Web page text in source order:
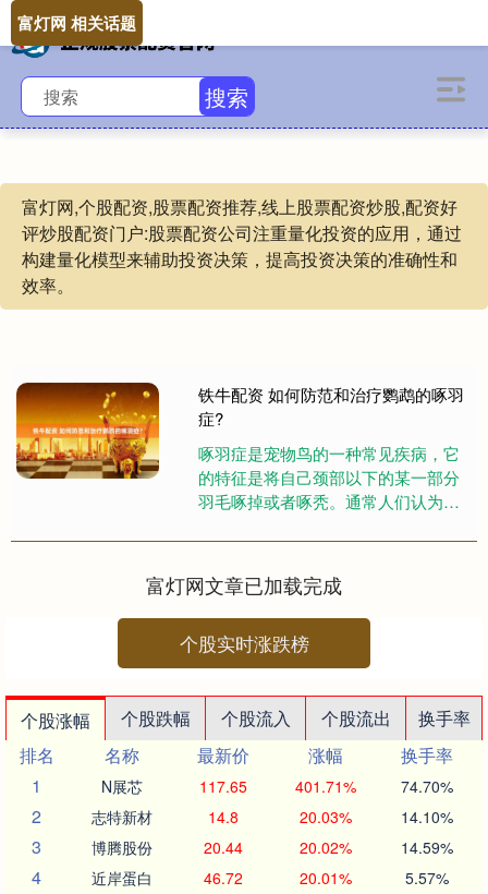
搜索
富灯网,个股配资,股票配资推荐,线上股票配资炒股,配资好
评炒股配资门户:股票配资公司注重量化投资的应用，通过
构建量化模型来辅助投资决策，提高投资决策的准确性和
效率。
富灯网 相关话题
铁牛配资 如何防范和治疗鹦鹉的啄羽
症?
啄羽症是宠物鸟的一种常见疾病，它
的特征是将自己颈部以下的某一部分
羽毛啄掉或者啄秃。通常人们认为鹦
由情绪焦虑抑郁引起的，但实际上
啄....
富灯网文章已加载完成
个股实时涨跌榜
个股涨幅 个股跌幅 个股流入 个股流出
换手率
排名
名称 最新价 涨幅
换手率
1
N展芯 117.65 401.71% 74.70%
2 志特新材 14.8 20.03% 14.10%
3 博腾股份 20.44 20.02% 14.59%
4 近岸蛋白 46.72 20.01% 5.57%